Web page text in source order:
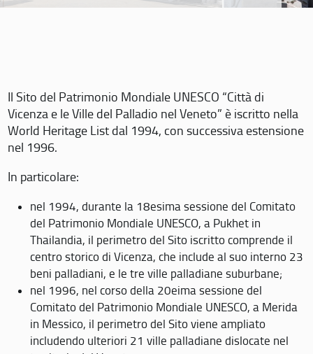
Il Sito del Patrimonio Mondiale UNESCO “Città di
Vicenza e le Ville del Palladio nel Veneto” è iscritto nella
World Heritage List dal 1994, con successiva estensione
nel 1996.
In particolare:
nel 1994, durante la 18esima sessione del Comitato
del Patrimonio Mondiale UNESCO, a Pukhet in
Thailandia, il perimetro del Sito iscritto comprende il
centro storico di Vicenza, che include al suo interno 23
beni palladiani, e le tre ville palladiane suburbane;
nel 1996, nel corso della 20eima sessione del
Comitato del Patrimonio Mondiale UNESCO, a Merida
in Messico, il perimetro del Sito viene ampliato
includendo ulteriori 21 ville palladiane dislocate nel